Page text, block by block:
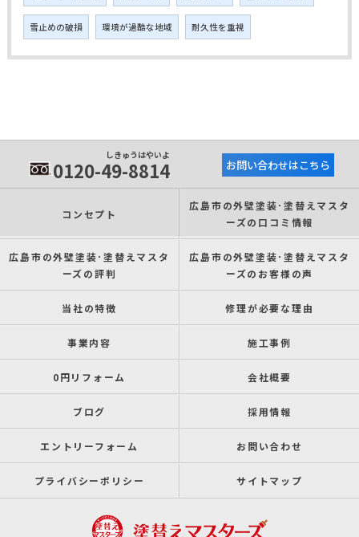
雪止めの破損 環境が過酷な地域 耐久性を重視
しきゅうはやいよ
0120-49-8814 お問い合わせはこちら
コンセプト
広島市の外壁塗装･塗替えマスタ
ーズの口コミ情報
広島市の外壁塗装･塗替えマスタ
ーズの評判
広島市の外壁塗装･塗替えマスタ
ーズのお客様の声
当社の特徴 修理が必要な理由
事業内容 施工事例
0円リフォーム 会社概要
ブログ 採用情報
エントリーフォーム お問い合わせ
プライバシーポリシー サイトマップ